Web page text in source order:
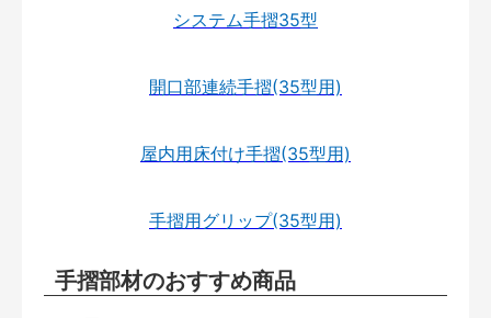
システム手摺35型
開口部連続手摺(35型用)
屋内用床付け手摺(35型用)
手摺用グリップ(35型用)
手摺部材のおすすめ商品